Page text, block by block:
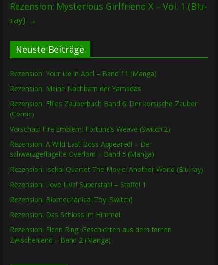
Rezension: Mysterious Girlfriend X – Vol. 1 (Blu-
ray) →
Neuste Beiträge
Rezension: Your Lie in April – Band 11 (Manga)
Rezension: Meine Nachbarn der Yamadas
Rezension: Elfies Zauberbuch Band 6: Der korsische Zauber
(Comic)
Vorschau: Fire Emblem: Fortune’s Weave (Switch 2)
Rezension: A Wild Last Boss Appeared! – Der
schwarzgeflügelte Overlord – Band 5 (Manga)
Rezension: Isekai Quartet The Movie: Another World (Blu-ray)
Rezension: Love Live! Superstar!! – Staffel 1
Rezension: Biomechanical Toy (Switch)
Rezension: Das Schloss im Himmel
Rezension: Elden Ring: Geschichten aus dem fernen
Zwischenland – Band 2 (Manga)